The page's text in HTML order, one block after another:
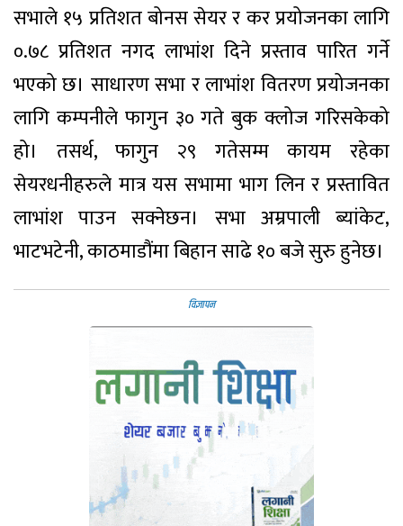
सभाले १५ प्रतिशत बोनस सेयर र कर प्रयोजनका लागि
०.७८ प्रतिशत नगद लाभांश दिने प्रस्ताव पारित गर्ने
भएको छ। साधारण सभा र लाभांश वितरण प्रयोजनका
लागि कम्पनीले फागुन ३० गते बुक क्लोज गरिसकेको
हो। तसर्थ, फागुन २९ गतेसम्म कायम रहेका
सेयरधनीहरुले मात्र यस सभामा भाग लिन र प्रस्तावित
लाभांश पाउन सक्नेछन। सभा अम्रपाली ब्यांकेट,
भाटभटेनी, काठमाडौंमा बिहान साढे १० बजे सुरु हुनेछ।